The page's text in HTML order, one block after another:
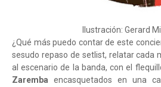
Ilustración: Gerard
¿Qué más puedo contar de este
sesudo repaso de setlist, relatar cada
al escenario de la banda, con el
Zaremba encasquetados en una